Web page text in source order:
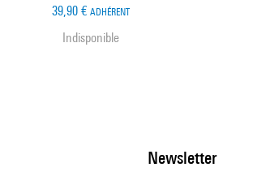
39,90 € ADHÉRENT
Indisponible
Newsletter